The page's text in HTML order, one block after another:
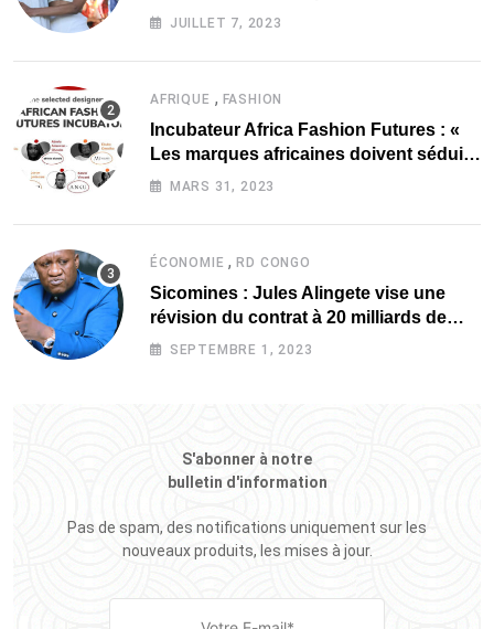
JUILLET 7, 2023
AFRIQUE , FASHION
Incubateur Africa Fashion Futures : «
Les marques africaines doivent séduire
davantage les investisseurs »
MARS 31, 2023
ÉCONOMIE ,RD CONGO
Sicomines : Jules Alingete vise une
révision du contrat à 20 milliards de
dollars
SEPTEMBRE 1, 2023
S'abonner à notre
bulletin d'information
Pas de spam, des notifications uniquement sur les
nouveaux produits, les mises à jour.